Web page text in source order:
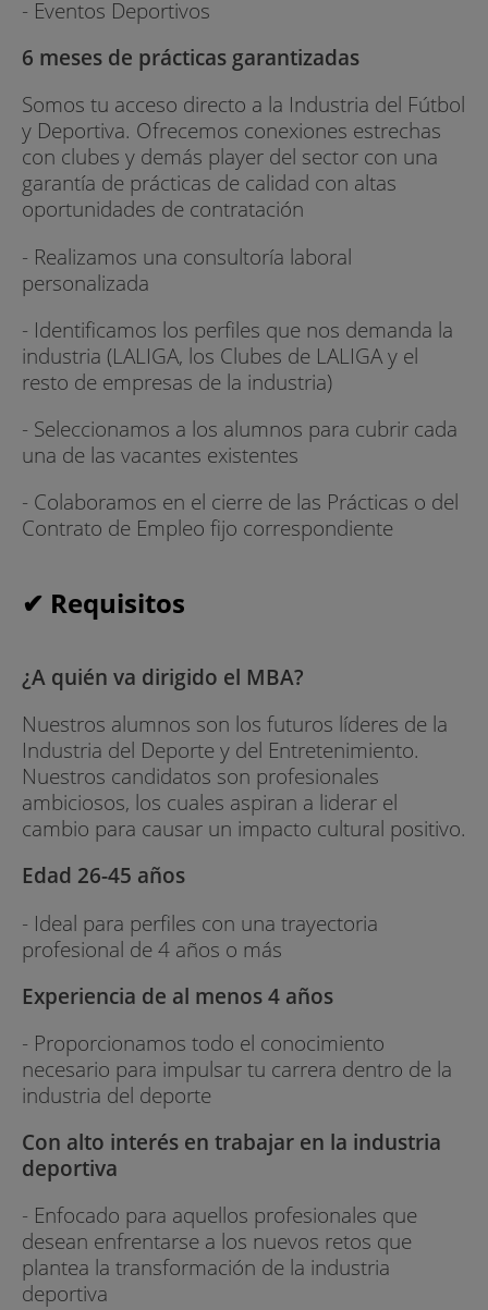
- Eventos Deportivos
6 meses de prácticas garantizadas
Somos tu acceso directo a la Industria del Fútbol
y Deportiva. Ofrecemos conexiones estrechas
con clubes y demás player del sector con una
garantía de prácticas de calidad con altas
oportunidades de contratación
- Realizamos una consultoría laboral
personalizada
- Identificamos los perfiles que nos demanda la
industria (LALIGA, los Clubes de LALIGA y el
resto de empresas de la industria)
- Seleccionamos a los alumnos para cubrir cada
una de las vacantes existentes
- Colaboramos en el cierre de las Prácticas o del
Contrato de Empleo fijo correspondiente
✔ Requisitos
¿A quién va dirigido el MBA?
Nuestros alumnos son los futuros líderes de la
Industria del Deporte y del Entretenimiento.
Nuestros candidatos son profesionales
ambiciosos, los cuales aspiran a liderar el
cambio para causar un impacto cultural positivo.
Edad 26-45 años
- Ideal para perfiles con una trayectoria
profesional de 4 años o más
Experiencia de al menos 4 años
- Proporcionamos todo el conocimiento
necesario para impulsar tu carrera dentro de la
industria del deporte
Con alto interés en trabajar en la industria
deportiva
- Enfocado para aquellos profesionales que
desean enfrentarse a los nuevos retos que
plantea la transformación de la industria
deportiva